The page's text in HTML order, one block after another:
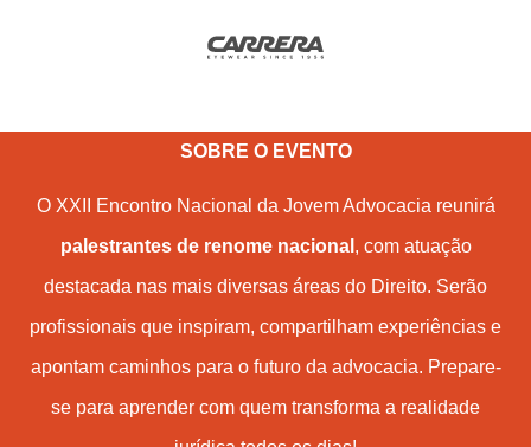
SOBRE O EVENTO
O XXII Encontro Nacional da Jovem Advocacia reunirá
palestrantes de renome nacional , com atuação
destacada nas mais diversas áreas do Direito. Serão
profissionais que inspiram, compartilham experiências e
apontam caminhos para o futuro da advocacia. Prepare-
se para aprender com quem transforma a realidade